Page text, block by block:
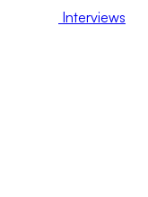
Interviews